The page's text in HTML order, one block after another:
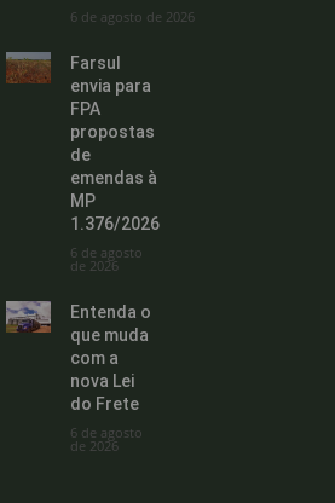
6 de agosto de 2026
Farsul
envia para
FPA
propostas
de
emendas à
MP
1.376/2026
6 de agosto
de 2026
Entenda o
que muda
com a
nova Lei
do Frete
6 de agosto
de 2026